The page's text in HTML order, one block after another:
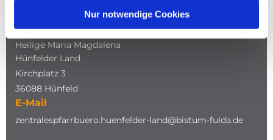
Nur notwendige Cookies
Katholische Kirche
Heilige Maria Magdalena
Hünfelder Land
Kirchplatz 3
36088 Hünfeld
E-Mail
zentralespfarrbuero.huenfelder-land@bistum-fulda.de